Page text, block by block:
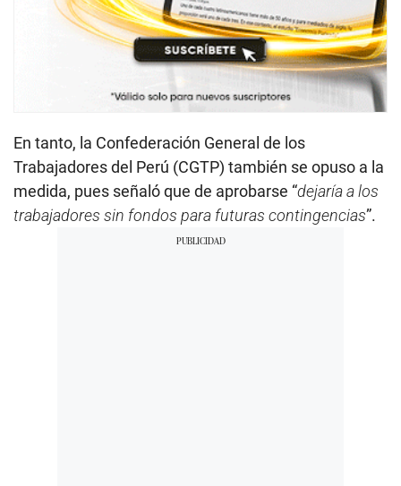
En tanto, la Confederación General de los
Trabajadores del Perú (CGTP) también se opuso a la
medida, pues señaló que de aprobarse “dejaría a los
trabajadores sin fondos para futuras contingencias”.